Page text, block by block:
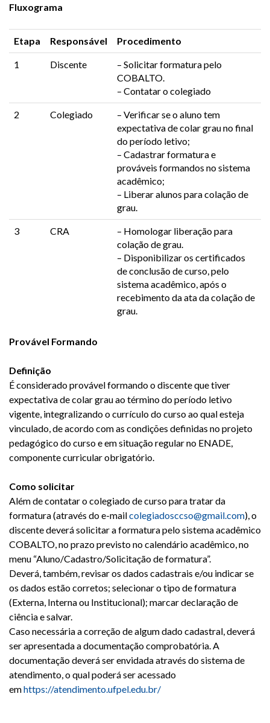
Fluxograma
Etapa Responsável Procedimento
1 Discente
– Solicitar formatura pelo
COBALTO.
– Contatar o colegiado
2 Colegiado
– Verificar se o aluno tem
expectativa de colar grau no final
do período letivo;
– Cadastrar formatura e
prováveis formandos no sistema
acadêmico;
– Liberar alunos para colação de
grau.
3 CRA
– Homologar liberação para
colação de grau.
– Disponibilizar os certificados
de conclusão de curso, pelo
sistema acadêmico, após o
recebimento da ata da colação de
grau.
Provável Formando
Definição
É considerado provável formando o discente que tiver
expectativa de colar grau ao término do período letivo
vigente, integralizando o currículo do curso ao qual esteja
vinculado, de acordo com as condições definidas no projeto
pedagógico do curso e em situação regular no ENADE,
componente curricular obrigatório.
Como solicitar
Além de contatar o colegiado de curso para tratar da
formatura (através do e-mailcolegiadosccso@gmail.com), o
discente deverá solicitar a formatura pelo sistema acadêmico
COBALTO, no prazo previsto no calendário acadêmico, no
menu “Aluno/Cadastro/Solicitação de formatura”.
Deverá, também, revisar os dados cadastrais e/ou indicar se
os dados estão corretos; selecionar o tipo de formatura
(Externa, Interna ou Institucional); marcar declaração de
ciência e salvar.
Caso necessária a correção de algum dado cadastral, deverá
ser apresentada a documentação comprobatória. A
documentação deverá ser envidada através do sistema de
atendimento, o qual poderá ser acessado
emhttps://atendimento.ufpel.edu.br/